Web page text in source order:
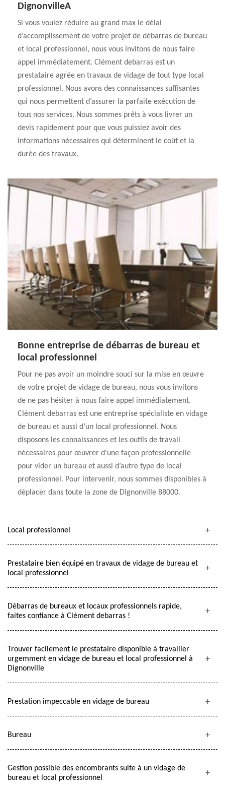
DignonvilleA
Si vous voulez réduire au grand max le délai
d’accomplissement de votre projet de débarras de bureau
et local professionnel, nous vous invitons de nous faire
appel immédiatement. Clément debarras est un
prestataire agrée en travaux de vidage de tout type local
professionnel. Nous avons des connaissances suffisantes
qui nous permettent d’assurer la parfaite exécution de
tous nos services. Nous sommes prêts à vous livrer un
devis rapidement pour que vous puissiez avoir des
informations nécessaires qui déterminent le coût et la
durée des travaux.
Bonne entreprise de débarras de bureau et
local professionnel
Pour ne pas avoir un moindre souci sur la mise en œuvre
de votre projet de vidage de bureau, nous vous invitons
de ne pas hésiter à nous faire appel immédiatement.
Clément debarras est une entreprise spécialiste en vidage
de bureau et aussi d’un local professionnel. Nous
disposons les connaissances et les outils de travail
nécessaires pour œuvrer d’une façon professionnelle
pour vider un bureau et aussi d’autre type de local
professionnel. Pour intervenir, nous sommes disponibles à
déplacer dans toute la zone de Dignonville 88000.
Local professionnel
Prestataire bien équipé en travaux de vidage de bureau et
local professionnel
Débarras de bureaux et locaux professionnels rapide,
faites confiance à Clément debarras !
Trouver facilement le prestataire disponible à travailler
urgemment en vidage de bureau et local professionnel à
Dignonville
Prestation impeccable en vidage de bureau
Bureau
Gestion possible des encombrants suite à un vidage de
bureau et local professionnel